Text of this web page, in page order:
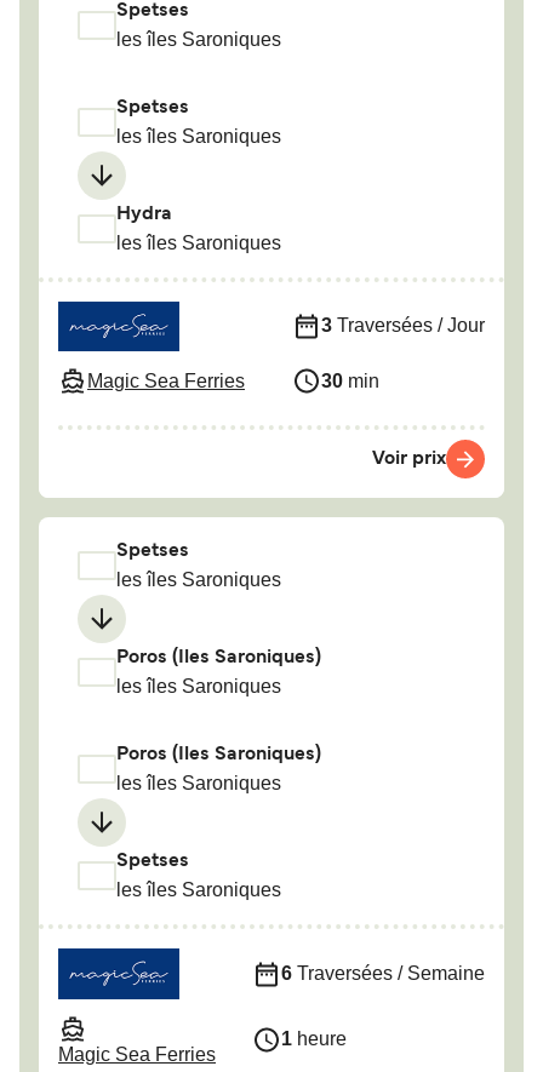
Spetses
les îles Saroniques
Spetses
les îles Saroniques
Hydra
les îles Saroniques
Magic Sea Ferries
3 Traversées / Jour
30 min
Voir prix
Spetses
les îles Saroniques
Poros (Iles Saroniques)
les îles Saroniques
Poros (Iles Saroniques)
les îles Saroniques
Spetses
les îles Saroniques
Magic Sea Ferries
6 Traversées / Semaine
1 heure